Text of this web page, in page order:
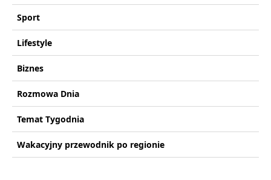
Sport
Lifestyle
Biznes
Rozmowa Dnia
Temat Tygodnia
Wakacyjny przewodnik po regionie